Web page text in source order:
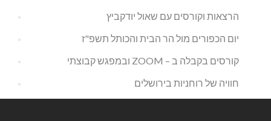
הרצאות וקורסים עם שאול יודקביץ
יום הכפורים מול הר הבית והכותל תשפ"ז
קורסים בקבלה ב – ZOOM ובמפגש קבוצתי
חוויה של רוחניות בירושלים